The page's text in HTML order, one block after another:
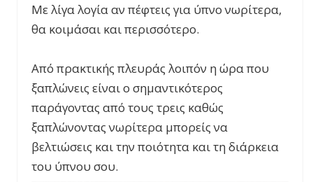
Με λίγα λογία αν πέφτεις για ύπνο νωρίτερα,
θα κοιμάσαι και περισσότερο.
Από πρακτικής πλευράς λοιπόν η ώρα που
ξαπλώνεις είναι ο σημαντικότερος
παράγοντας από τους τρεις καθώς
ξαπλώνοντας νωρίτερα μπορείς να
βελτιώσεις και την ποιότητα και τη διάρκεια
του ύπνου σου.